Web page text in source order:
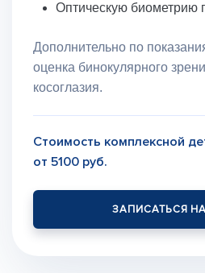
Оптическую биометрию
Дополнительно по
оценка бинокулярного
косоглазия.
Стоимость комплексной
от 5100 руб.
ЗАПИСАТЬСЯ